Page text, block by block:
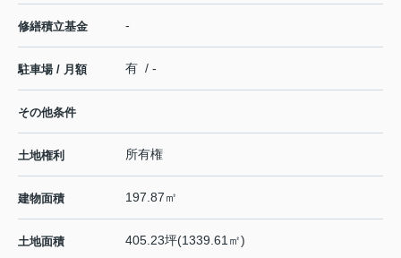
修繕積立基金 -
駐車場 / 月額 有 / -
その他条件
土地権利 所有権
建物面積 197.87㎡
土地面積 405.23坪(1339.61㎡)